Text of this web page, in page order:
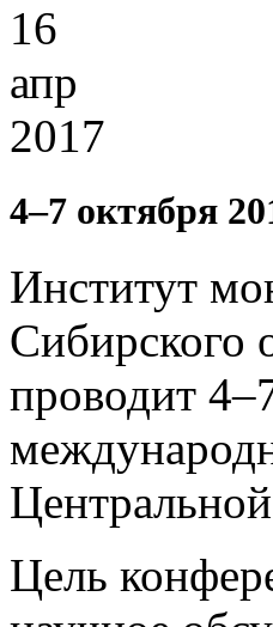
16
апр
2017
4–7 октября
Институт
Сибирского
проводит
Цель